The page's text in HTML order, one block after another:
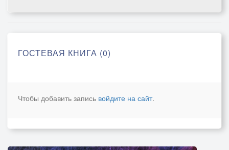
ГОСТЕВАЯ КНИГА (0)
Чтобы добавить запись войдите на сайт.